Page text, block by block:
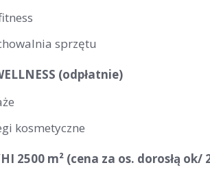
sprzętu
(odpłatnie)
kosmetyczne
2500 m² (cena za os. dorosłą ok/